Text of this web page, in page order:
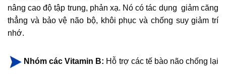
nâng cao độ tập trung, phản xạ. Nó có tác dụng giảm căng
thẳng và bảo vệ não bộ, khôi phục và chống suy giảm trí
nhớ.
Nhóm các Vitamin B: Hỗ trợ các tế bào não chống lại